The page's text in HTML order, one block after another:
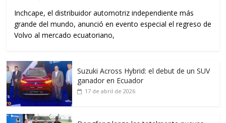
Inchcape, el distribuidor automotriz independiente más
grande del mundo, anunció en evento especial el regreso de
Volvo al mercado ecuatoriano,
Suzuki Across Hybrid: el debut de un SUV
ganador en Ecuador
17 de abril de 2026